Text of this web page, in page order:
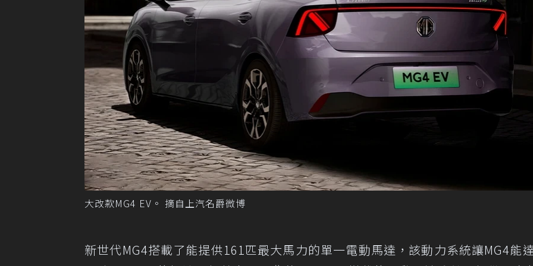
大改款MG4 EV。 摘自上汽名爵微博
新世代MG4搭載了能提供161匹最大馬力的單一電動馬達，該動力系統讓MG4能